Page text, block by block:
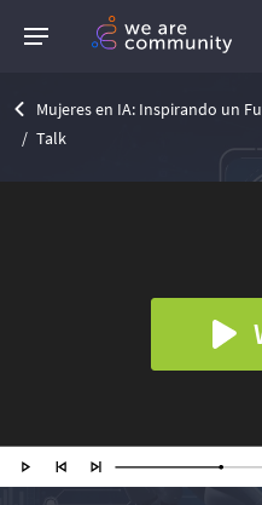
Mujeres en IA: Inspirando un
Talk